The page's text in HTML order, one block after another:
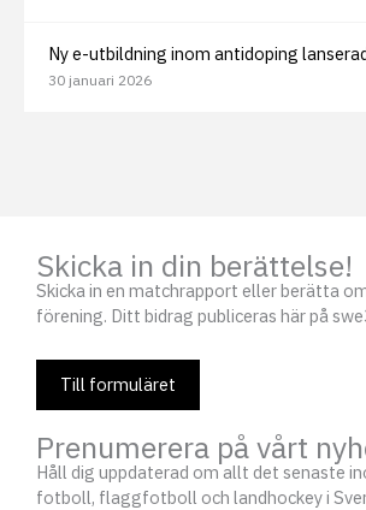
Ny e-utbildning inom antidoping
30 januari 2026
Skicka in din berättelse!
Skicka in en matchrapport eller berätta
förening. Ditt bidrag publiceras här på
Till formuläret
Prenumerera på vårt
Håll dig uppdaterad om allt det senaste
fotboll, flaggfotboll och landhockey i